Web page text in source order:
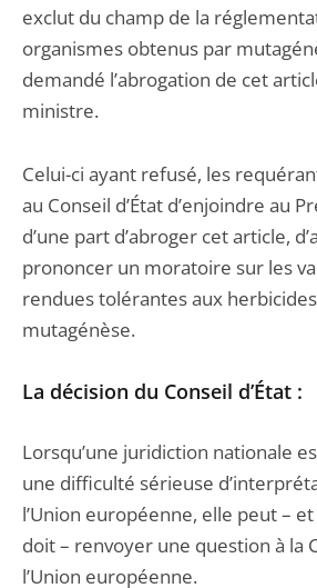
exclut du champ de la
organismes obtenus par
demandé l’abrogation de cet
ministre.
Celui-ci ayant refusé, les
au Conseil d’État d’enjoindre au
d’une part d’abroger cet article,
prononcer un moratoire sur les
rendues tolérantes aux
mutagénèse.
La décision du Conseil d’État :
Lorsqu’une juridiction nationale
une difficulté sérieuse
l’Union européenne, elle peut –
doit – renvoyer une question à la
l’Union européenne.